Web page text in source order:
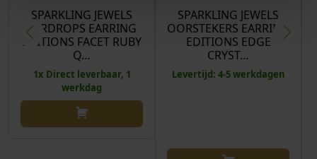
SPARKLING JEWELS
EARDROPS EARRING
EDITIONS FACET RUBY
Q…
1x Direct leverbaar, 1
werkdag
SPARKLING JEWELS
OORSTEKERS EARRING
EDITIONS EDGE
CRYST…
Levertijd: 4-5 werkdagen